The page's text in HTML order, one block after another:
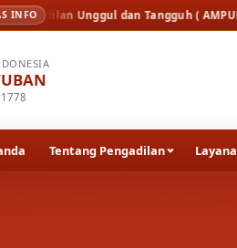
INFOdan Tangguh ( AMPUH ) Oleh
Tentang Pengadilan